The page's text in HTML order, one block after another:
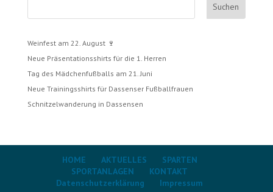
Suchen
Weinfest am 22. August 🍷
Neue Präsentationsshirts für die 1. Herren
Tag des Mädchenfußballs am 21. Juni
Neue Trainingsshirts für Dassenser Fußballfrauen
Schnitzelwanderung in Dassensen
HOME AKTUELLES
SPARTEN
SPORTANLAGEN
KONTAKT
Datenschutzerklärung
Impressum